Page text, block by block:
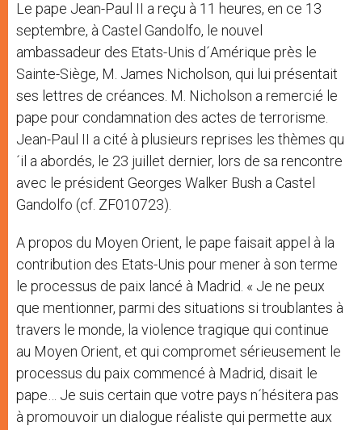
Le pape Jean-Paul II a reçu à 11 heures, en ce 13
septembre, à Castel Gandolfo, le nouvel
ambassadeur des Etats-Unis d´Amérique près le
Sainte-Siège, M. James Nicholson, qui lui présentait
ses lettres de créances. M. Nicholson a remercié le
pape pour condamnation des actes de terrorisme.
Jean-Paul II a cité à plusieurs reprises les thèmes qu
´il a abordés, le 23 juillet dernier, lors de sa rencontre
avec le président Georges Walker Bush a Castel
Gandolfo (cf. ZF010723).
A propos du Moyen Orient, le pape faisait appel à la
contribution des Etats-Unis pour mener à son terme
le processus de paix lancé à Madrid. « Je ne peux
que mentionner, parmi des situations si troublantes à
travers le monde, la violence tragique qui continue
au Moyen Orient, et qui compromet sérieusement le
processus du paix commencé à Madrid, disait le
pape… Je suis certain que votre pays n´hésitera pas
à promouvoir un dialogue réaliste qui permette aux